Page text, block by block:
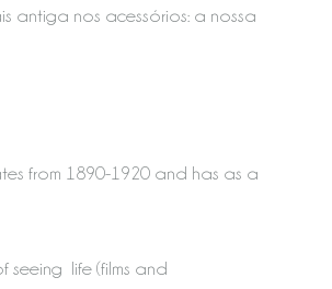
antiga nos acessórios: a nossa
from 1890-1920 and has as a
seeing life (films and